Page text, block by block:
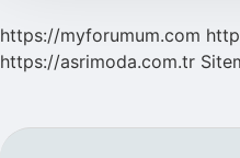
https://myforumum.com
https://asrimoda.com.tr